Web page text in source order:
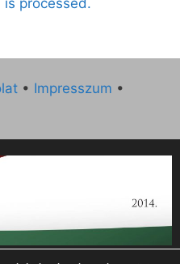
• Impresszum •
2014. évi működésének